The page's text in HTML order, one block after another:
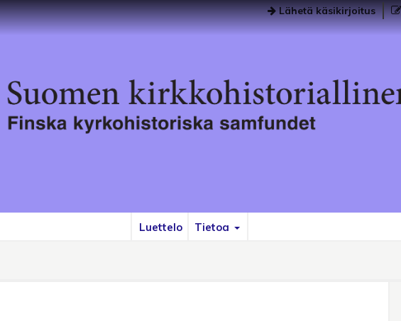
Luettelo Tietoa
Lähetä käsikirjoitus